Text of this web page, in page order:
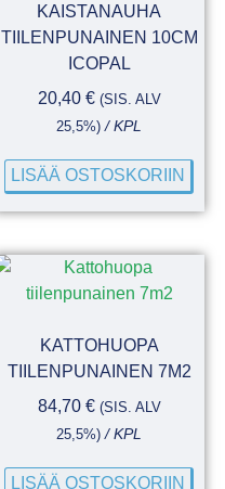
KAISTANAUHA
TIILENPUNAINEN 10CM
ICOPAL
20,40 € (SIS. ALV
25,5%) / KPL
LISÄÄ OSTOSKORIIN
KATTOHUOPA
TIILENPUNAINEN 7M2
84,70 € (SIS. ALV
25,5%) / KPL
LISÄÄ OSTOSKORIIN